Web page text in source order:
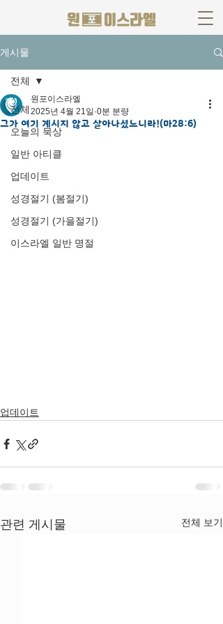
게시물
전체
오늘의 묵상
일반 아티클
업데이트
성경절기 (봄절기)
성경절기 (가을절기)
이스라엘 일반 명절
전체
그가 여기 계시지 않고 살아나셨느니라!(마28:6)
원포이스라엘
2025년 4월 21일 0분 분량
업데이트
관련 게시물 전체 보기